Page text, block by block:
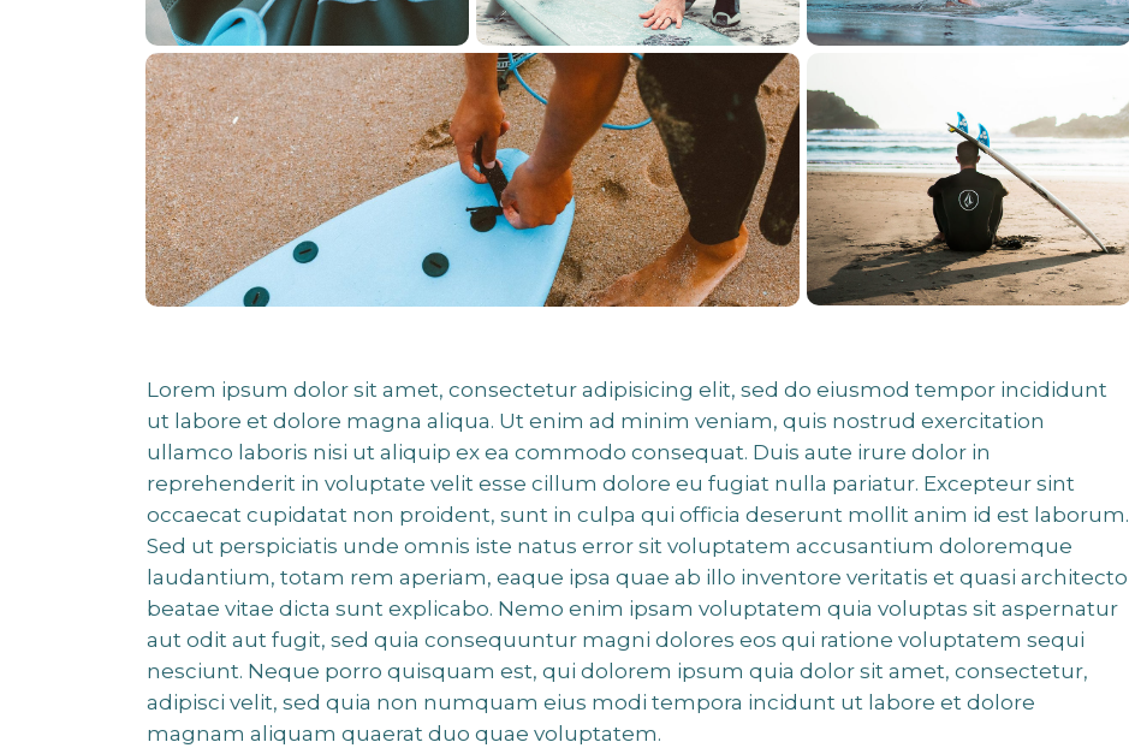
Lorem ipsum dolor sit amet, consectetur adipisicing elit, sed do eiusmod tempor incididunt
ut labore et dolore magna aliqua. Ut enim ad minim veniam, quis nostrud exercitation
ullamco laboris nisi ut aliquip ex ea commodo consequat. Duis aute irure dolor in
reprehenderit in voluptate velit esse cillum dolore eu fugiat nulla pariatur. Excepteur sint
occaecat cupidatat non proident, sunt in culpa qui officia deserunt mollit anim id est laborum.
Sed ut perspiciatis unde omnis iste natus error sit voluptatem accusantium doloremque
laudantium, totam rem aperiam, eaque ipsa quae ab illo inventore veritatis et quasi architecto
beatae vitae dicta sunt explicabo. Nemo enim ipsam voluptatem quia voluptas sit aspernatur
aut odit aut fugit, sed quia consequuntur magni dolores eos qui ratione voluptatem sequi
nesciunt. Neque porro quisquam est, qui dolorem ipsum quia dolor sit amet, consectetur,
adipisci velit, sed quia non numquam eius modi tempora incidunt ut labore et dolore
magnam aliquam quaerat duo quae voluptatem.